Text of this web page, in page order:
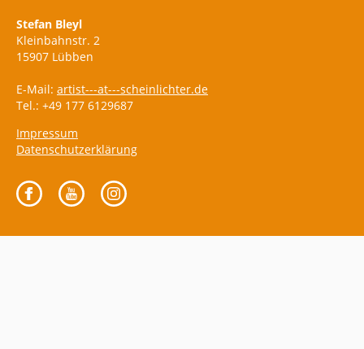
Stefan Bleyl
Kleinbahnstr. 2
15907 Lübben
E-Mail: artist---at---scheinlichter.de
Tel.: +49 177 6129687
Impressum
Datenschutzerklärung